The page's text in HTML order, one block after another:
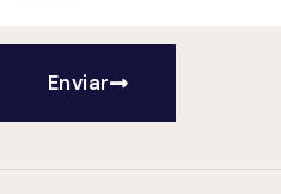
Enviar